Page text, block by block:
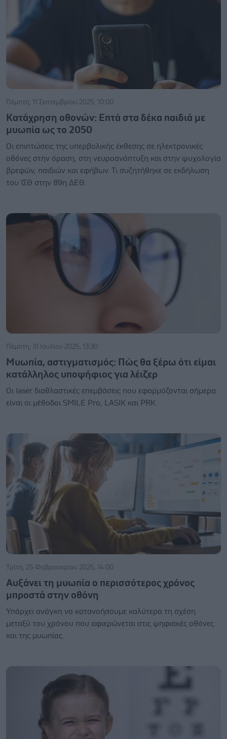
Πέμπτη, 11 Σεπτεμβρίου 2025, 10:00
Κατάχρηση οθονών: Επτά στα δέκα παιδιά με
μυωπία ως το 2050
Οι επιπτώσεις της υπερβολικής έκθεσης σε ηλεκτρονικές
οθόνες στην όραση, στη νευροανάπτυξη και στην ψυχολογία
βρεφών, παιδιών και εφήβων. Τι συζητήθηκε σε εκδήλωση
του ΙΣΘ στην 89η ΔΕΘ.
Πέμπτη, 31 Ιουλίου 2025, 13:30
Μυωπία, αστιγματισμός: Πώς θα ξέρω ότι είμαι
κατάλληλος υποψήφιος για λέιζερ
Οι laser διαθλαστικές επεμβάσεις που εφαρμόζονται σήμερα
είναι οι μέθοδοι SMILE Pro, LASIK και PRK.
Τρίτη, 25 Φεβρουαρίου 2025, 14:00
Αυξάνει τη μυωπία ο περισσότερος χρόνος
μπροστά στην οθόνη
Υπάρχει ανάγκη να κατανοήσουμε καλύτερα τη σχέση
μεταξύ του χρόνου που αφιερώνεται στις ψηφιακές οθόνες
και της μυωπίας.